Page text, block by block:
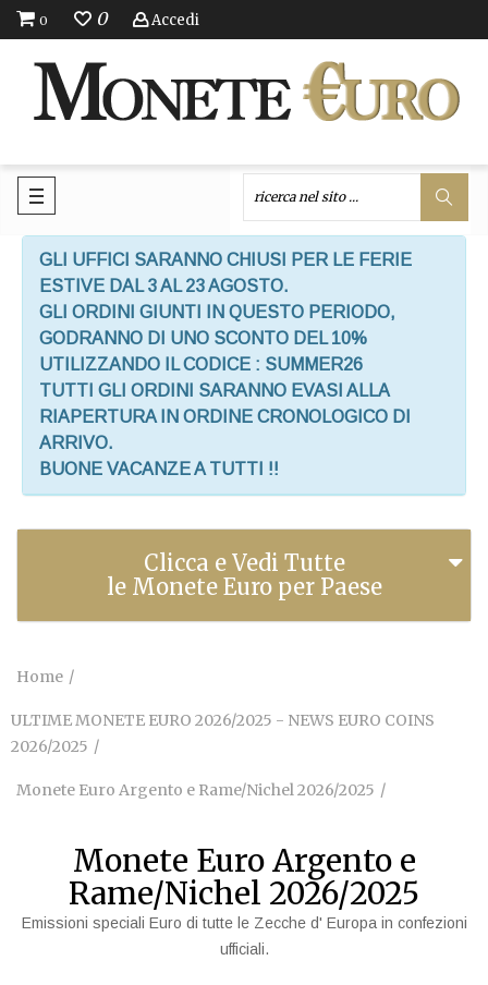
0 0 Accedi
GLI UFFICI SARANNO CHIUSI PER LE FERIE
ESTIVE DAL 3 AL 23 AGOSTO.
GLI ORDINI GIUNTI IN QUESTO PERIODO,
GODRANNO DI UNO SCONTO DEL 10%
UTILIZZANDO IL CODICE : SUMMER26
TUTTI GLI ORDINI SARANNO EVASI ALLA
RIAPERTURA IN ORDINE CRONOLOGICO DI
ARRIVO.
BUONE VACANZE A TUTTI !!
Clicca e Vedi Tutte
le Monete Euro per Paese
Home
ULTIME MONETE EURO 2026/2025 - NEWS EURO COINS
2026/2025
Monete Euro Argento e Rame/Nichel 2026/2025
Monete Euro Argento e
Rame/Nichel 2026/2025
Emissioni speciali Euro di tutte le Zecche d' Europa in confezioni
ufficiali.